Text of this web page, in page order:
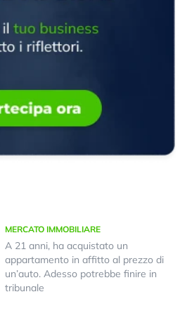
MERCATO IMMOBILIARE
A 21 anni, ha acquistato un
appartamento in affitto al prezzo di
un’auto. Adesso potrebbe finire in
tribunale